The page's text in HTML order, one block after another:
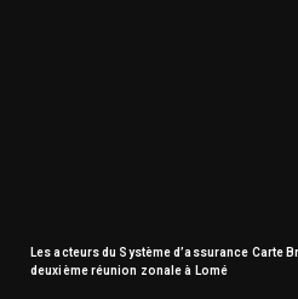
Les acteurs du Système d’assurance Carte
deuxième réunion zonale à Lomé